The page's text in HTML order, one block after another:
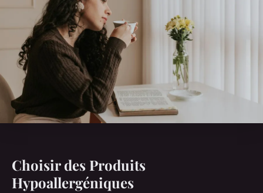
Choisir des Produits
Hypoallergéniques